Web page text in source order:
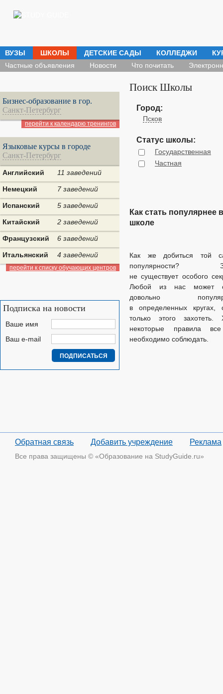
ВУЗЫ ШКОЛЫ ДЕТСКИЕ САДЫ КОЛЛЕДЖИ
Частные объявления
Новости Что почитать
Поиск Школы
Город:
Псков
Статус школы:
Государственная
Частная
Как стать популярнее в
школе
Как же добиться той
популярности?
не существует особого
Любой из нас может
довольно
в определенных кругах,
только этого захотеть.
некоторые правила
необходимо соблюдать.
Бизнес-образование в гор.
Санкт-Петербург
перейти к календарю тренингов
Языковые курсы в городе
Санкт-Петербург
Английский 11 заведений
Немецкий 7 заведений
Испанский 5 заведений
Китайский 2 заведений
Французский 6 заведений
Итальянский 4 заведений
перейти к списку обучающих центров
Подписка на новости
Ваше имя
Ваш e-mail
Обратная связь Добавить учреждение Реклама
Все права защищены © «Образование на StudyGuide.ru»